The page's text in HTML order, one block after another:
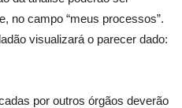
no campo “meus processos”.
visualizará o parecer dado:
por outros órgãos deverão